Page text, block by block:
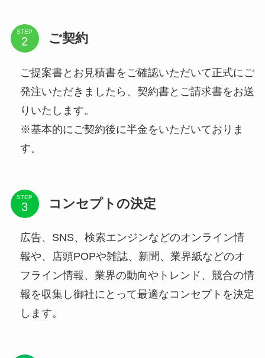
STEP ご契約
ご提案書とお見積書をご確認いただいて正式にご
発注いただきましたら、契約書とご請求書をお送
りいたします。
※基本的にご契約後に半金をいただいておりま
す。
STEP コンセプトの決定
広告、SNS、検索エンジンなどのオンライン情
報や、店頭POPや雑誌、新聞、業界紙などのオ
フライン情報、業界の動向やトレンド、競合の情
報を収集し御社にとって最適なコンセプトを決定
します。